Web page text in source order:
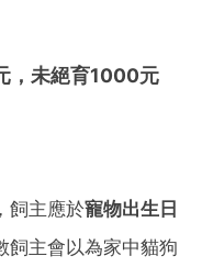
，未絕育1000元
飼主應於寵物出生日
飼主會以為家中貓狗